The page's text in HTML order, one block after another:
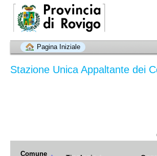
Pagina Iniziale
Stazione Unica Appaltante dei
Comune